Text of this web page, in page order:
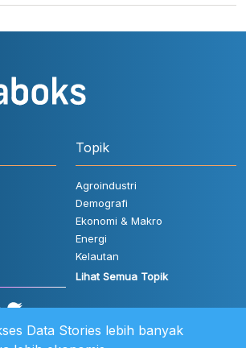
Topik
Agroindustri
Demografi
Ekonomi & Makro
Energi
Kelautan
Lihat Semua Topik
Data Stories lebih banyak